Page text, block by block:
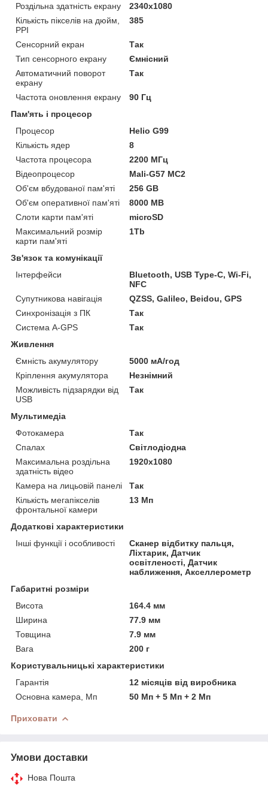
Роздільна здатність екрану
2340х1080
Кількість пікселів на дюйм,
PPI
385
Сенсорний екран
Так
Тип сенсорного екрану
Ємнісний
Автоматичний поворот
екрану
Так
Частота оновлення екрану
90 Гц
Пам'ять і процесор
Процесор
Helio G99
Кількість ядер
8
Частота процесора
2200 МГц
Відеопроцесор
Mali-G57 MC2
Об'єм вбудованої пам'яті
256 GB
Об'єм оперативної пам'яті
8000 MB
Слоти карти пам'яті
microSD
Максимальний розмір
карти пам'яті
1Tb
Зв'язок та комунікації
Інтерфейси
Bluetooth, USB Type-C, Wi-Fi,
NFC
Супутникова навігація
QZSS, Galileo, Beidou, GPS
Синхронізація з ПК
Так
Система A-GPS
Так
Живлення
Ємність акумулятору
5000 мА/год
Кріплення акумулятора
Незнімний
Можливість підзарядки від
USB
Так
Мультимедіа
Фотокамера
Так
Спалах
Світлодіодна
Максимальна роздільна
здатність відео
1920x1080
Камера на лицьовій панелі
Так
Кількість мегапікселів
фронтальної камери
13 Мп
Додаткові характеристики
Інші функції і особливості
Сканер відбитку пальця,
Ліхтарик, Датчик
освітленості, Датчик
наближення, Акселлерометр
Габаритні розміри
Висота
164.4 мм
Ширина
77.9 мм
Товщина
7.9 мм
Вага
200 г
Користувальницькі характеристики
Гарантія
12 місяців від виробника
Основна камера, Мп
50 Мп + 5 Мп + 2 Мп
Приховати
Умови доставки
Нова Пошта